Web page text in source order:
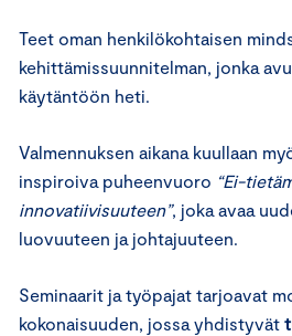
Teet oman henkilökohtaisen
kehittämissuunnitelman, jonka
käytäntöön heti.
Valmennuksen aikana kuullaan
inspiroiva puheenvuoro “Ei-
innovatiivisuuteen”, joka avaa
luovuuteen ja johtajuuteen.
Seminaarit ja työpajat tarjoavat
kokonaisuuden, jossa yhdistyvät